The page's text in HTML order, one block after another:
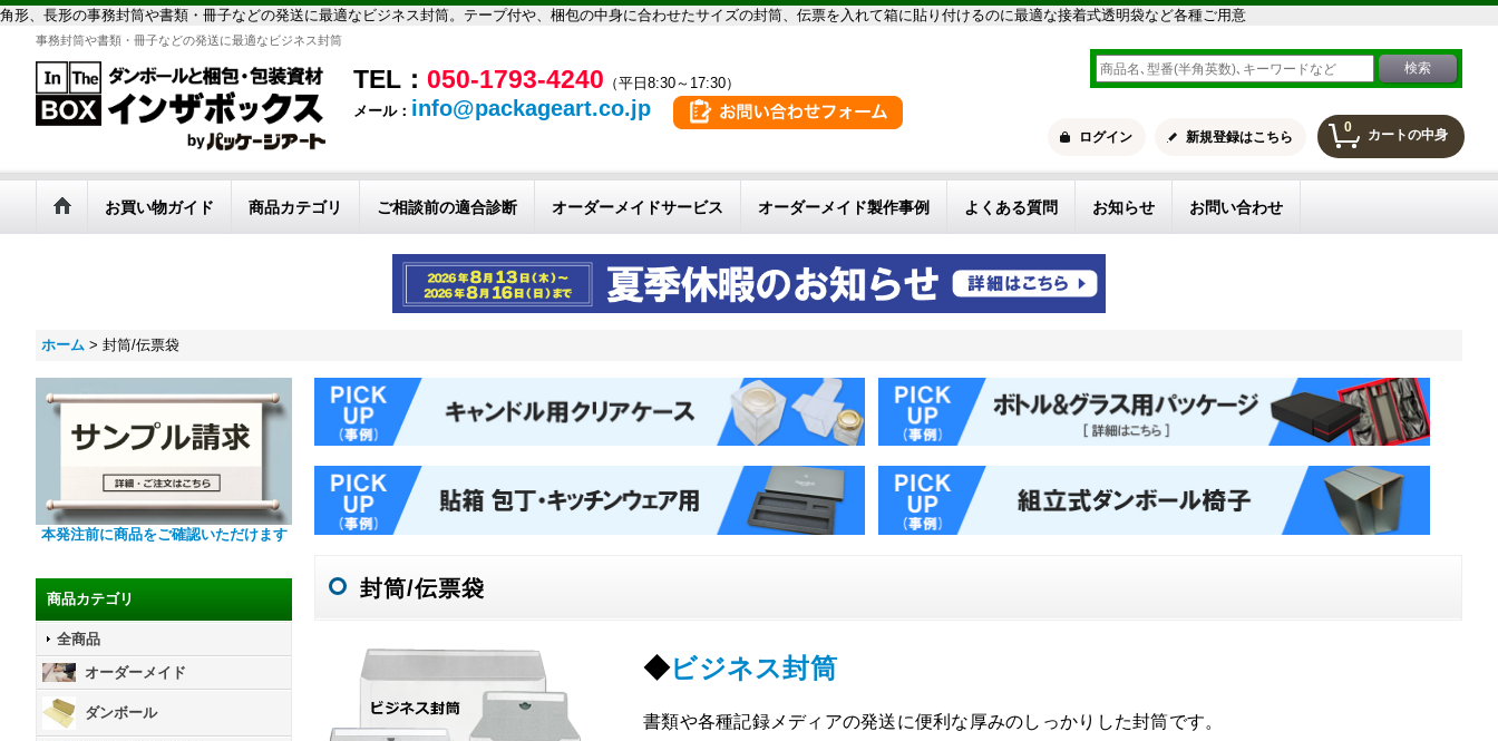
角形、長形の事務封筒や書類・冊子などの発送に最適なビジネス封筒。テープ付や、梱包の中身に合わせたサイズの封筒、伝票を入れて箱に貼り付けるのに最適な接着式透明袋など各種ご用意
事務封筒や書類・冊子などの発送に最適なビジネス封筒
TEL： 050-1793-4240 （平日8:30～17:30）
メール： info@packageart.co.jp
0 カートの中身
ログイン 新規登録はこちら
お買い物ガイド 商品カテゴリ ご相談前の適合診断 オーダーメイドサービス オーダーメイド製作事例 よくある質問 お知らせ お問い合わせ
ホーム > 封筒/伝票袋
本発注前に商品をご確認いただけます
商品カテゴリ
全商品
オーダーメイド
ダンボール
封筒/伝票袋
◆ビジネス封筒
書類や各種記録メディアの発送に便利な厚みのしっかりした封筒です。